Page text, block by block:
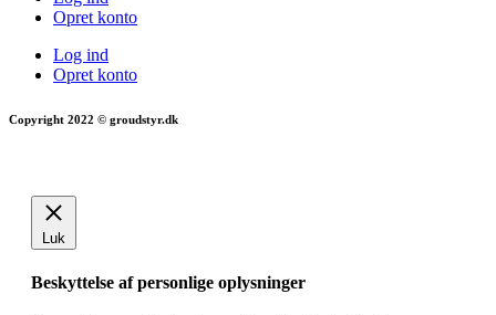
Opret konto
Log ind
Opret konto
Copyright 2022 © groudstyr.dk
Luk
Beskyttelse af personlige oplysninger